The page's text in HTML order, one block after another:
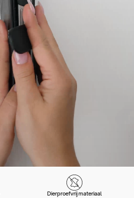
Dierproefvrij materiaal